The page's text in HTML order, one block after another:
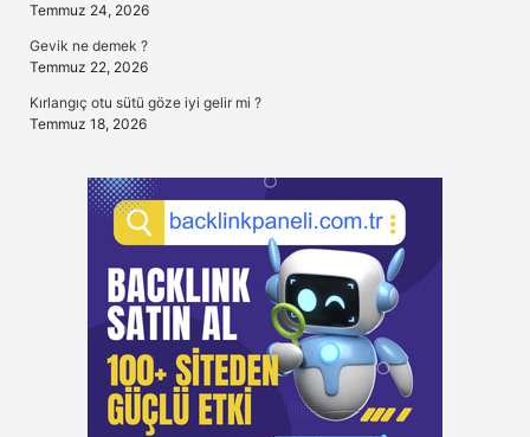
Temmuz 24, 2026
Gevik ne demek ?
Temmuz 22, 2026
Kırlangıç otu sütü göze iyi gelir mi ?
Temmuz 18, 2026